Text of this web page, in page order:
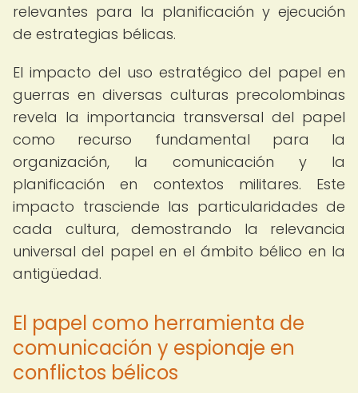
relevantes para la planificación y ejecución
de estrategias bélicas.
El impacto del uso estratégico del papel en
guerras en diversas culturas precolombinas
revela la importancia transversal del papel
como recurso fundamental para la
organización, la comunicación y la
planificación en contextos militares. Este
impacto trasciende las particularidades de
cada cultura, demostrando la relevancia
universal del papel en el ámbito bélico en la
antigüedad.
El papel como herramienta de
comunicación y espionaje en
conflictos bélicos